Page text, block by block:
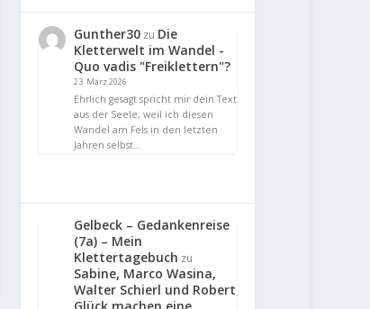
Gunther30 zu Die
Kletterwelt im Wandel -
Quo vadis "Freiklettern"?
23. März 2026
Ehrlich gesagt spricht mir dein Text
aus der Seele, weil ich diesen
Wandel am Fels in den letzten
Jahren selbst…
Gelbeck – Gedankenreise
(7a) – Mein
Klettertagebuch zu
Sabine, Marco Wasina,
Walter Schierl und Robert